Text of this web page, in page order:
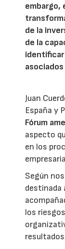
embargo,
de la
de la
Juan
España y
Fórum
aspecto
en los
Según
destinada
los